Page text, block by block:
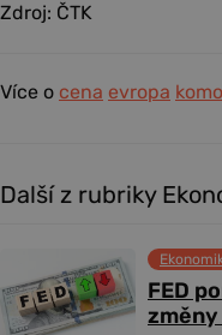
Zdroj: ČTK
Více o cena evropa
Další z rubriky
FED
změny